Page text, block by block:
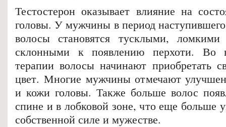
Тестостерон оказывает влияние на
головы. У мужчины в период
волосы становятся тусклыми,
склонными к появлению перхоти. Во
терапии волосы начинают приобретать
цвет. Многие мужчины отмечают
и кожи головы. Также больше волос
спине и в лобковой зоне, что еще больше
собственной силе и мужестве.